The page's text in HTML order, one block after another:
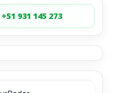
+51 931 145 273